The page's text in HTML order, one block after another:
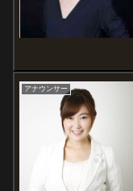
アナウンサー